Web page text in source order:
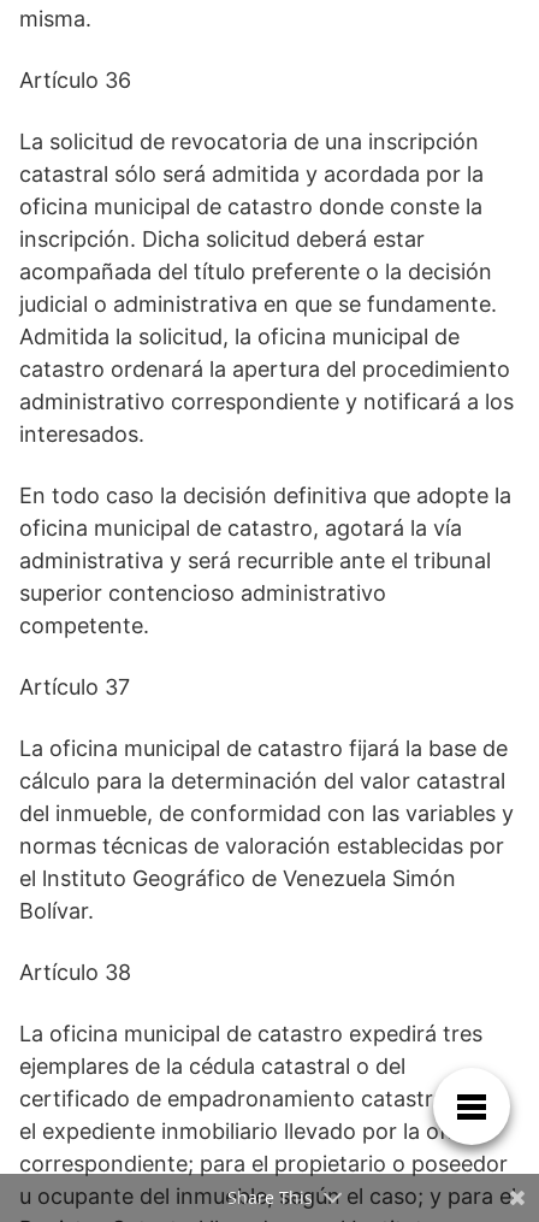
misma.
Artículo 36
La solicitud de revocatoria de una inscripción
catastral sólo será admitida y acordada por la
oficina municipal de catastro donde conste la
inscripción. Dicha solicitud deberá estar
acompañada del título preferente o la decisión
judicial o administrativa en que se fundamente.
Admitida la solicitud, la oficina municipal de
catastro ordenará la apertura del procedimiento
administrativo correspondiente y notificará a los
interesados.
En todo caso la decisión definitiva que adopte la
oficina municipal de catastro, agotará la vía
administrativa y será recurrible ante el tribunal
superior contencioso administrativo
competente.
Artículo 37
La oficina municipal de catastro fijará la base de
cálculo para la determinación del valor catastral
del inmueble, de conformidad con las variables y
normas técnicas de valoración establecidas por
el lnstituto Geográfico de Venezuela Simón
Bolívar.
Artículo 38
La oficina municipal de catastro expedirá tres
ejemplares de la cédula catastral o del
certificado de empadronamiento catastral: para
el expediente inmobiliario llevado por la oficina
correspondiente; para el propietario o poseedor
u ocupante del inmueble, según el caso; y para el
Share This